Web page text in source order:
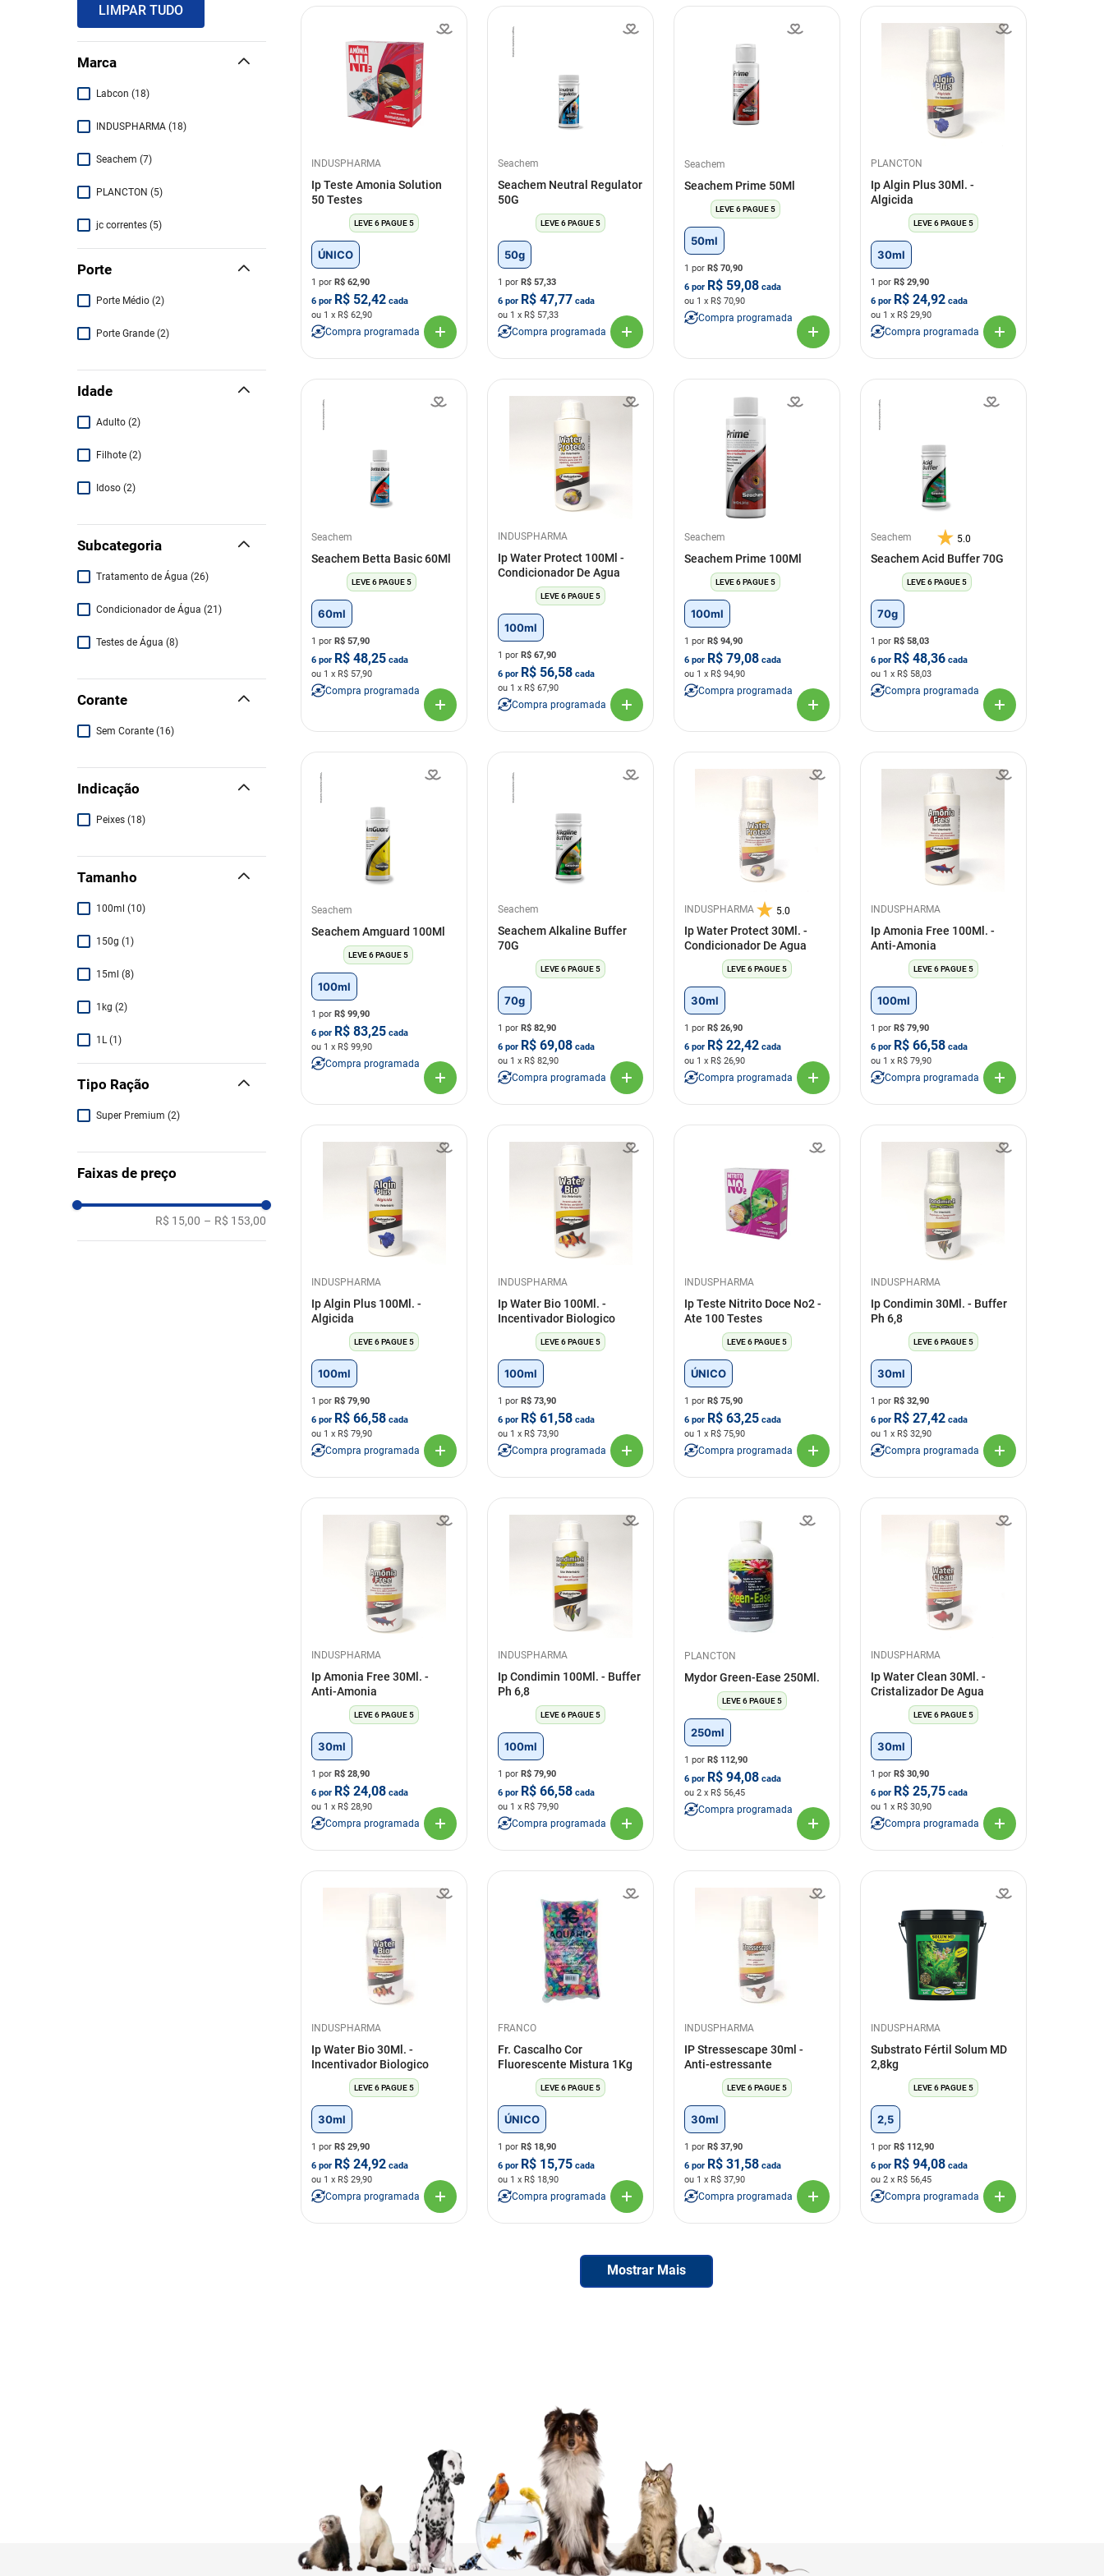
Marca
Labcon (18)
INDUSPHARMA (18)
Seachem (7)
PLANCTON (5)
jc correntes (5)
Porte
Porte Médio (2)
Porte Grande (2)
Idade
Adulto (2)
Filhote (2)
Idoso (2)
Subcategoria
Tratamento de Água (26)
Condicionador de Água (21 )
Testes de Água (8)
Corante
Sem Corante (16)
Indicação
Peixes (18)
Tamanho
100ml (10)
150g (1 )
15ml (8)
1kg (2)
1L (1 )
300g (1)
30ml (10)
Tipo Ração
Super Premium (2)
Faixas de preço
R$ 15,00 – R$ 153,00
LIMPAR TUDO
INDUSPHARMA
Ip Teste Amonia Solution
50 Testes
LEVE 6 PAGUE 5
ÚNICO
1 porR$62,90
6 por R$ 52,42 cada
ou 1 x R$62,90
Compra programada
Seachem
Seachem Neutral Regulator
50G
LEVE 6 PAGUE 5
50g
1 porR$57,33
6 por R$47,77 cada
ou 1 x R$ 57,33
Compra programada
Seachem
Seachem Prime 50Ml
LEVE 6 PAGUE 5
50ml
1 por R$ 70,90
6por R$ 59,08 cada
ou 1 x R$ 70,90
Compra programada
PLANCTON
Ip Algin Plus 30Ml. -
Algicida
LEVE 6 PAGUE 5
30ml
1 por R$ 29,90
6por R$ 24,92 cada
ou 1 x R$ 29,90
Compra programada
Seachem
Seachem Betta Basic 60Ml
LEVE 6 PAGUE 5
60ml
1 porR$57,90
6 por R$48,25 cada
ou 1 x R$ 57,90
Compra programada
INDUSPHARMA
Ip Water Protect 100Ml -
Condicionador De Agua
LEVE 6 PAGUE 5
100ml
1 porR$67,90
6 por R$ 56,58 cada
ou 1 x R$67,90
Compra programada
Seachem
Seachem Prime 100Ml
LEVE 6 PAGUE 5
100ml
1 por R$ 94,90
6por R$ 79,08 cada
ou 1 x R$ 94,90
Compra programada
Seachem 5.0
Seachem Acid Buffer 70G
LEVE 6 PAGUE 5
70g
1 por R$ 58,03
6por R$ 48,36 cada
ou 1 x R$ 58,03
Compra programada
Seachem
Seachem Amguard 100Ml
LEVE 6 PAGUE 5
100ml
1 porR$99,90
6 por R$83,25 cada
ou 1 x R$99,90
Compra programada
Seachem
Seachem Alkaline Buffer
70G
LEVE 6 PAGUE 5
70g
1 porR$82,90
6 por R$69,08 cada
ou 1 x R$82,90
Compra programada
INDUSPHARMA 5.0
Ip Water Protect 30Ml. -
Condicionador De Agua
LEVE 6 PAGUE 5
30ml
1 por R$ 26,90
6por R$ 22,42 cada
ou 1 x R$ 26,90
Compra programada
INDUSPHARMA
Ip Amonia Free 100Ml. -
Anti-Amonia
LEVE 6 PAGUE 5
100ml
1 por R$ 79,90
6por R$ 66,58 cada
ou 1 x R$ 79,90
Compra programada
INDUSPHARMA
Ip Algin Plus 100Ml. -
Algicida
LEVE 6 PAGUE 5
100ml
1 porR$79,90
6 por R$66,58 cada
ou 1 x R$79,90
Compra programada
INDUSPHARMA
Ip Water Bio 100Ml. -
Incentivador Biologico
LEVE 6 PAGUE 5
100ml
1 porR$73,90
6 por R$61,58 cada
ou 1 x R$73,90
Compra programada
INDUSPHARMA
Ip Teste Nitrito Doce No2 -
Ate 100 Testes
LEVE 6 PAGUE 5
ÚNICO
1 por R$ 75,90
6por R$ 63,25 cada
ou 1 x R$ 75,90
Compra programada
INDUSPHARMA
Ip Condimin 30Ml. - Buffer
Ph 6,8
LEVE 6 PAGUE 5
30ml
1 por R$ 32,90
6por R$ 27,42 cada
ou 1 x R$ 32,90
Compra programada
INDUSPHARMA
Ip Amonia Free 30Ml. -
Anti-Amonia
LEVE 6 PAGUE 5
30ml
1 porR$28,90
6 por R$24,08 cada
ou 1 x R$28,90
Compra programada
INDUSPHARMA
Ip Condimin 100Ml. - Buffer
Ph 6,8
LEVE 6 PAGUE 5
100ml
1 porR$79,90
6 por R$66,58 cada
ou 1 x R$79,90
Compra programada
PLANCTON
Mydor Green-Ease 250Ml.
LEVE 6 PAGUE 5
250ml
1 por R$ 112,90
6por R$ 94,08 cada
ou 2x R$ 56,45
Compra programada
INDUSPHARMA
Ip Water Clean 30Ml. -
Cristalizador De Agua
LEVE 6 PAGUE 5
30ml
1 por R$ 30,90
6por R$ 25,75 cada
ou 1 x R$ 30,90
Compra programada
INDUSPHARMA
Ip Water Bio 30Ml. -
Incentivador Biologico
LEVE 6 PAGUE 5
30ml
1 porR$29,90
6 por R$24,92 cada
ou 1 x R$29,90
Compra programada
FRANCO
Fr. Cascalho Cor
Fluorescente Mistura 1Kg
LEVE 6 PAGUE 5
ÚNICO
1 porR$ 18,90
6 por R$ 15,75 cada
ou 1 x R$ 18,90
Compra programada
INDUSPHARMA
IP Stressescape 30ml -
Anti-estressante
LEVE 6 PAGUE 5
30ml
1 por R$ 37,90
6por R$ 31,58 cada
ou 1 x R$ 37,90
Compra programada
INDUSPHARMA
Substrato Fértil Solum MD
2,8kg
LEVE 6 PAGUE 5
2,5
1 por R$ 112,90
6por R$ 94,08 cada
ou 2x R$ 56,45
Compra programada
Mostrar Mais